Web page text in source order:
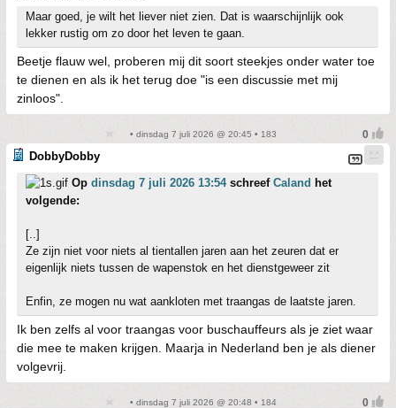
Maar goed, je wilt het liever niet zien. Dat is waarschijnlijk ook
lekker rustig om zo door het leven te gaan.
Beetje flauw wel, proberen mij dit soort steekjes onder water toe
te dienen en als ik het terug doe "is een discussie met mij
zinloos".
• dinsdag 7 juli 2026 @ 20:45 • 183
DobbyDobby
Op dinsdag 7 juli 2026 13:54schreef Caland het
volgende:
[..]
Ze zijn niet voor niets al tientallen jaren aan het zeuren dat er
eigenlijk niets tussen de wapenstok en het dienstgeweer zit
Enfin, ze mogen nu wat aankloten met traangas de laatste jaren.
Ik ben zelfs al voor traangas voor buschauffeurs als je ziet waar
die mee te maken krijgen. Maarja in Nederland ben je als diener
volgevrij.
• dinsdag 7 juli 2026 @ 20:48 • 184